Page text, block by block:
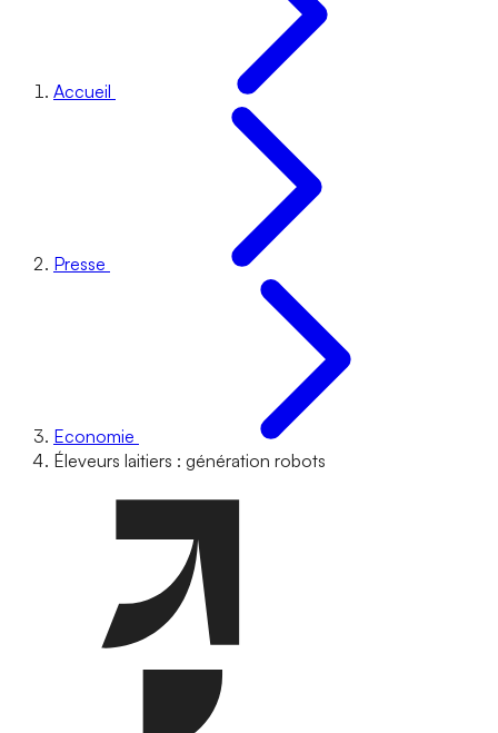
Accueil
Presse
Economie
Éleveurs laitiers : génération robots